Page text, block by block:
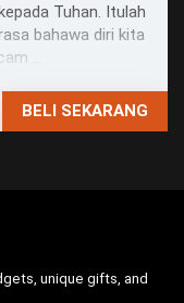
Tuhan. Itulah
bahawa diri kita
...
BELI SEKARANG
unique gifts, and